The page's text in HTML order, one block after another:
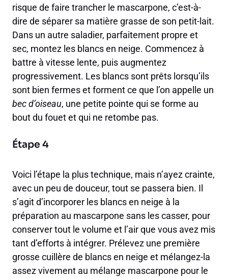
risque de faire trancher le mascarpone, c’est-à-
dire de séparer sa matière grasse de son petit-lait.
Dans un autre saladier, parfaitement propre et
sec, montez les blancs en neige. Commencez à
battre à vitesse lente, puis augmentez
progressivement. Les blancs sont prêts lorsqu’ils
sont bien fermes et forment ce que l’on appelle un
bec d’oiseau, une petite pointe qui se forme au
bout du fouet et qui ne retombe pas.
Étape 4
Voici l’étape la plus technique, mais n’ayez crainte,
avec un peu de douceur, tout se passera bien. Il
s’agit d’incorporer les blancs en neige à la
préparation au mascarpone sans les casser, pour
conserver tout le volume et l’air que vous avez mis
tant d’efforts à intégrer. Prélevez une première
grosse cuillère de blancs en neige et mélangez-la
assez vivement au mélange mascarpone pour le